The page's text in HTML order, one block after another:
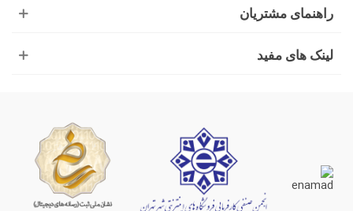
راهنمای مشتریان
لینک های مفید